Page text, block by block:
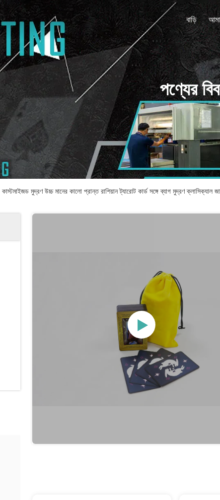
বাড়ি
পণ্যের
কাস্টমাইজড মুদ্রণ উচ্চ মানের কালো প্রান্ত রাশিয়ান ট্যারোট কার্ড সঙ্গে ব্যাগ মুদ্রণ ক্লাসিক্যাল